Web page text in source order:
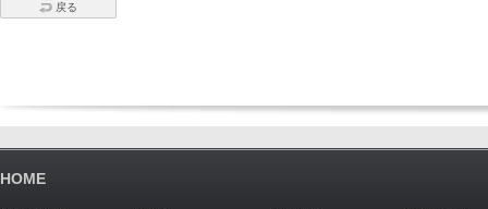
戻る
HOME